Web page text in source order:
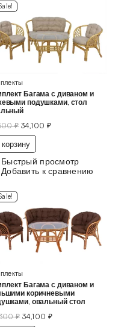
Багама с диваном и
подушками, стол
₽ 34,100 ₽
Быстрый просмотр
Добавить к сравнению
Багама с диваном и
коричневыми
овальный стол
₽ 34,100 ₽